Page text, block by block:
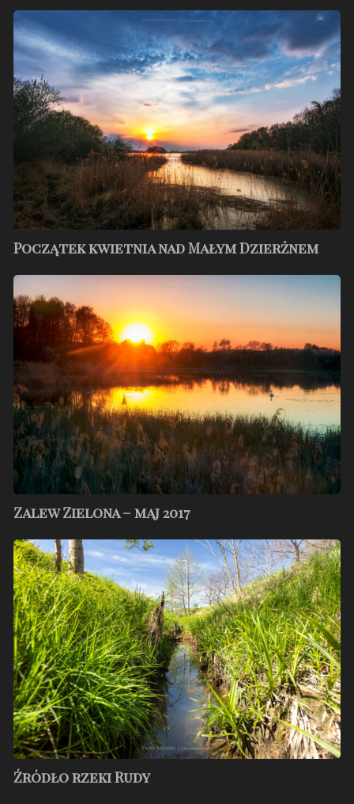
kwietnia
nad
Małym
Dzierżnem
Początek kwietnia nad Małym Dzierżnem
Zalew
Zielona
–
2017
Zalew Zielona – maj 2017
Źródło
rzeki
Rudy
Źródło rzeki Rudy